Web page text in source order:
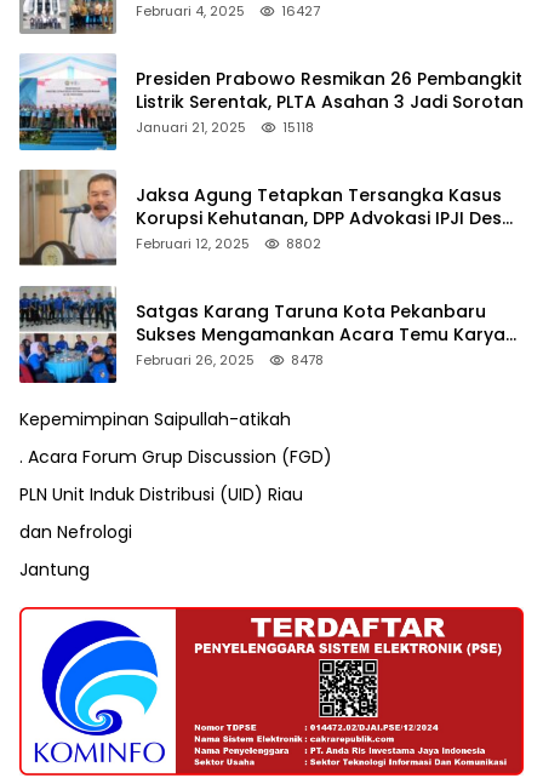
Februari 4, 2025 16427
Presiden Prabowo Resmikan 26 Pembangkit
Listrik Serentak, PLTA Asahan 3 Jadi Sorotan
Januari 21, 2025 15118
Jaksa Agung Tetapkan Tersangka Kasus
Korupsi Kehutanan, DPP Advokasi IPJI Desak
Pengusutan Pajak RAPP
Februari 12, 2025 8802
Satgas Karang Taruna Kota Pekanbaru
Sukses Mengamankan Acara Temu Karya
VII Karang Taruna Pekanbaru
Februari 26, 2025 8478
Kepemimpinan Saipullah-atikah
. Acara Forum Grup Discussion (FGD)
PLN Unit Induk Distribusi (UID) Riau
dan Nefrologi
Jantung